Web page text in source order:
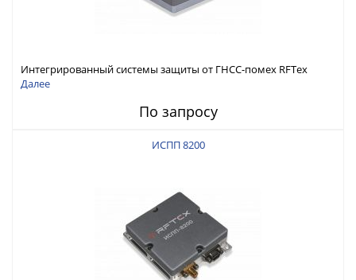
Интегрированный системы защиты от ГНСС-помех RFТех
ИСПП 8300
Далее
По запросу
ИСПП 8200